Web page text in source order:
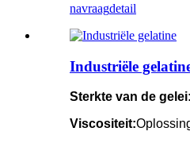
navraagdetail
Industriële
Sterkte van de gelei:
Viscositeit: